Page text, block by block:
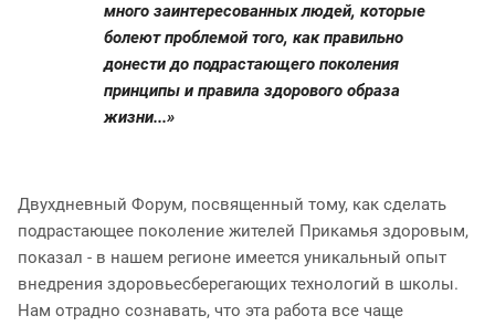
много заинтересованных людей, которые
болеют проблемой того, как правильно
донести до подрастающего поколения
принципы и правила здорового образа
жизни...»
Двухдневный Форум, посвященный тому, как сделать
подрастающее поколение жителей Прикамья здоровым,
показал - в нашем регионе имеется уникальный опыт
внедрения здоровьесберегающих технологий в школы.
Нам отрадно сознавать, что эта работа все чаще